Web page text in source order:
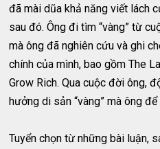
đã mài dũa khả năng viết lách
sau đó. Ông đi tìm “vàng” từ
mà ông đã nghiên cứu và ghi
chính của mình, bao gồm The
Grow Rich. Qua cuộc đời ông,
hưởng di sản “vàng” mà ông
Tuyển chọn từ những bài luận,